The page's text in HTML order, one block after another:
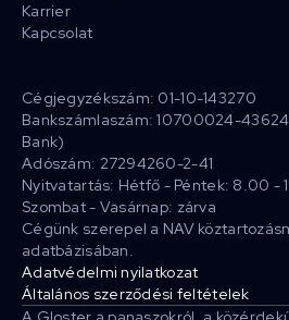
Karrier
Kapcsolat
Cégjegyzékszám: 01-10-143270
Bankszámlaszám: 10700024-
Bank)
Adószám: 27294260-2-41
Nyitvatartás: Hétfő - Péntek: 8.00 -
Szombat - Vasárnap: zárva
Cégünk szerepel a NAV
adatbázisában.
Adatvédelmi nyilatkozat
Általános szerződési feltételek